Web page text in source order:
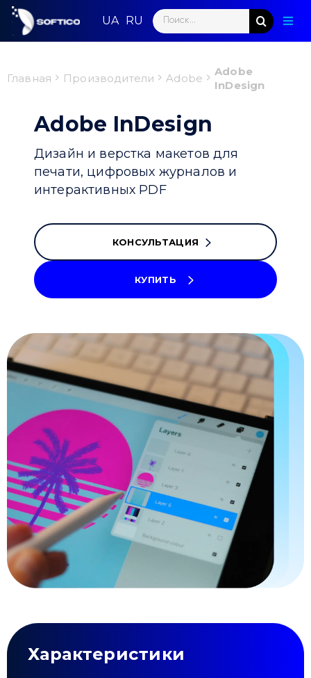
Skip
content
Search
for:
Главная Производители Adobe
Adobe
InDesign
Adobe InDesign
Дизайн и верстка макетов для
печати, цифровых журналов и
интерактивных PDF
КОНСУЛЬТАЦИЯ
КУПИТЬ
Характеристики